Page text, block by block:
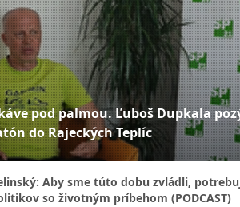
káve pod palmou. Ľuboš Dupkala
do Rajeckých Teplíc
Aby sme túto dobu zvládli,
so životným príbehom (PODCAST)